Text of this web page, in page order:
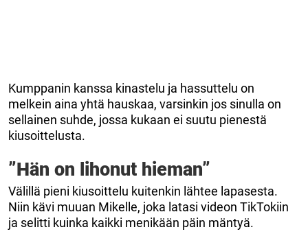
Kumppanin kanssa kinastelu ja hassuttelu on
melkein aina yhtä hauskaa, varsinkin jos sinulla on
sellainen suhde, jossa kukaan ei suutu pienestä
kiusoittelusta.
”Hän on lihonut hieman”
Välillä pieni kiusoittelu kuitenkin lähtee lapasesta.
Niin kävi muuan Mikelle, joka latasi videon TikTokiin
ja selitti kuinka kaikki menikään päin mäntyä.